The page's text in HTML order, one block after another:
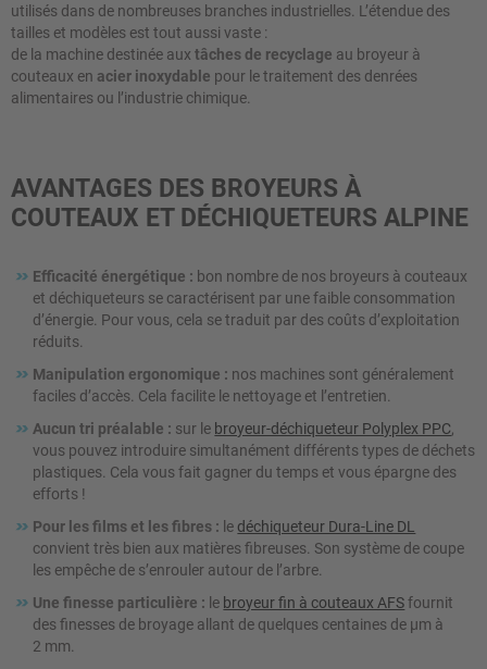
utilisés dans de nombreuses branches industrielles. L’étendue des
tailles et modèles est tout aussi vaste :
de la machine destinée aux tâches de recyclage au broyeur à
couteaux en acier inoxydable pour le traitement des denrées
alimentaires ou l’industrie chimique.
AVANTAGES DES BROYEURS À
COUTEAUX ET DÉCHIQUETEURS ALPINE
Efficacité énergétique : bon nombre de nos broyeurs à couteaux
et déchiqueteurs se caractérisent par une faible consommation
d’énergie. Pour vous, cela se traduit par des coûts d’exploitation
réduits.
Manipulation ergonomique : nos machines sont généralement
faciles d’accès. Cela facilite le nettoyage et l’entretien.
Aucun tri préalable : sur le broyeur-déchiqueteur Polyplex PPC,
vous pouvez introduire simultanément différents types de déchets
plastiques. Cela vous fait gagner du temps et vous épargne des
efforts !
Pour les films et les fibres : le déchiqueteur Dura-Line DL
convient très bien aux matières fibreuses. Son système de coupe
les empêche de s’enrouler autour de l’arbre.
Une finesse particulière : le broyeur fin à couteaux AFSfournit
des finesses de broyage allant de quelques centaines de µm à
2 mm.